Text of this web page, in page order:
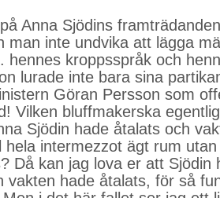
på Anna Sjödins
man inte undvika att lägga
hennes kroppsspråk och
lurade inte bara sina
Göran Persson som
Vilken bluffmakerska
Sjödin hade åtalats och
hela intermezzot ägt rum
Då kan jag lova er att Sjödin
vakten hade åtalats, för så